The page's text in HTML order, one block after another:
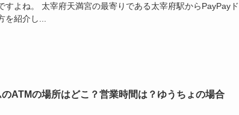
すよね。 太宰府天満宮の最寄りである太宰府駅からPayPayド
を紹介し...
ATMの場所はどこ？営業時間は？ゆうちょの場合